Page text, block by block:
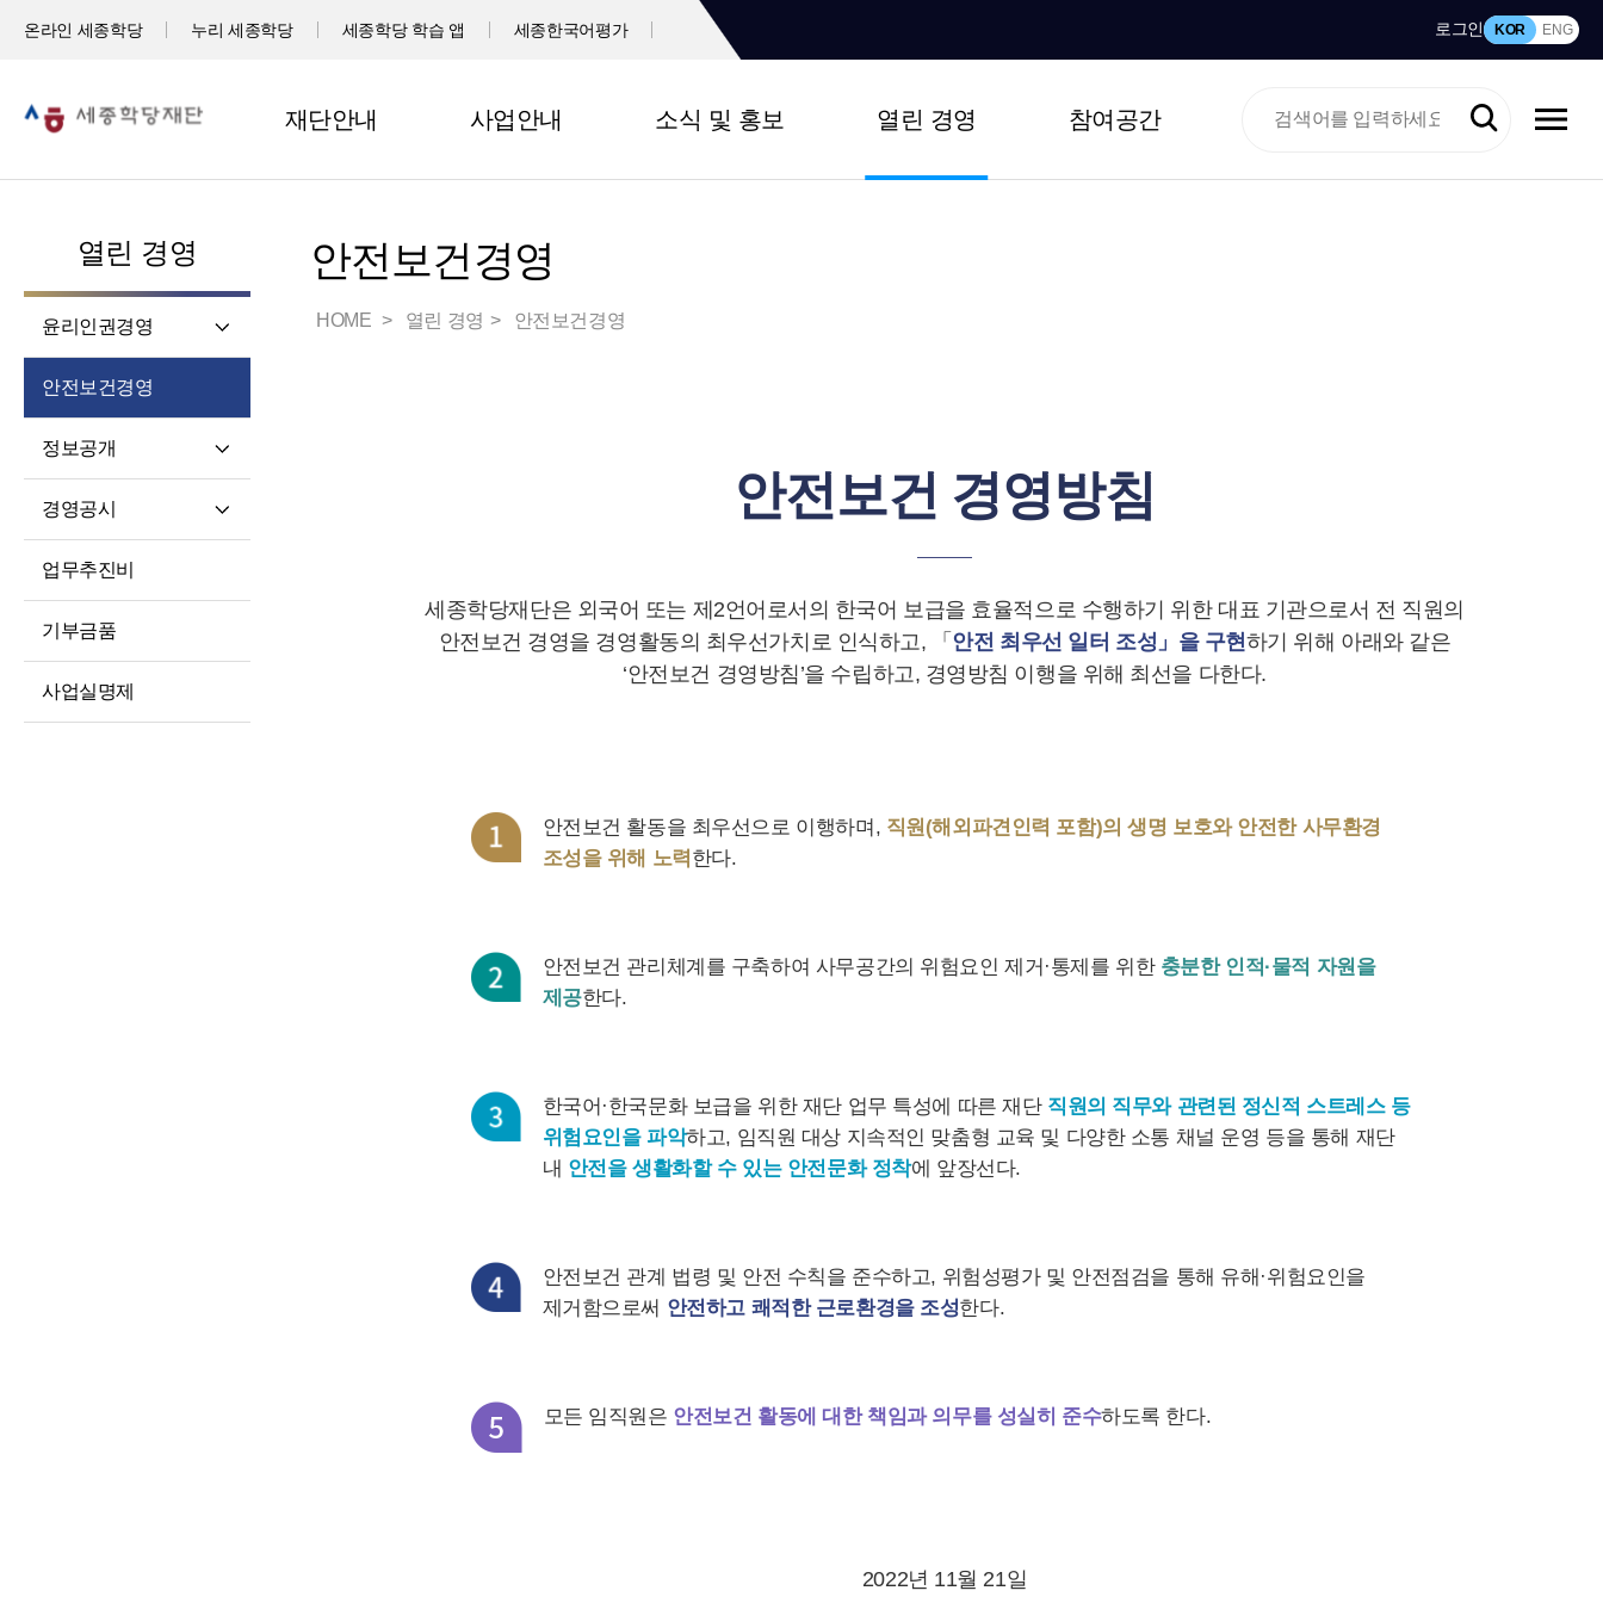
온라인 세종학당 누리 세종학당 세종학당 학습 앱 세종한국어평가 로그인 KOR ENG
재단안내 사업안내 소식 및 홍보 열린 경영 참여공간
열린 경영
윤리인권경영
고객서비스 헌장
윤리 자가 진단
재단 청렴 실천 결의문
인권경영
윤리인권경영 활동
청렴포털부패신고
(레드휘슬)
안전보건경영
정보공개
처리절차
정보공개방법
불복구제절차
경영공시
징계처분 결과
소송 및 소송대리인
현황
업무추진비
기부금품
사업실명제
안전보건경영
HOME 열린 경영 안전보건경영
안전보건 경영방침
세종학당재단은 외국어 또는 제2언어로서의 한국어 보급을 효율적으로 수행하기 위한 대표 기관으로서 전 직원의
안전보건 경영을 경영활동의 최우선가치로 인식하고, 「 안전 최우선 일터 조성」을 구현하기 위해 아래와 같은
‘안전보건 경영방침’을 수립하고, 경영방침 이행을 위해 최선을 다한다.
안전보건 활동을 최우선으로 이행하며, 직원(해외파견인력 포함)의 생명 보호와 안전한 사무환경
조성을 위해 노력 한다.
안전보건 관리체계를 구축하여 사무공간의 위험요인 제거·통제를 위한 충분한 인적·물적 자원을
제공한다.
한국어·한국문화 보급을 위한 재단 업무 특성에 따른 재단 직원의 직무와 관련된 정신적 스트레스 등
위험요인을 파악하고, 임직원 대상 지속적인 맞춤형 교육 및 다양한 소통 채널 운영 등을 통해 재단
내 안전을 생활화할 수 있는 안전문화 정착에 앞장선다.
안전보건 관계 법령 및 안전 수칙을 준수하고, 위험성평가 및 안전점검을 통해 유해·위험요인을
제거함으로써 안전하고 쾌적한 근로환경을 조성한다.
모든 임직원은 안전보건 활동에 대한 책임과 의무를 성실히 준수하도록 한다.
2022년 11월 21일